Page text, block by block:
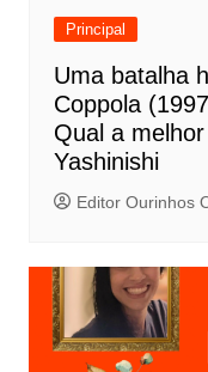
Principal
Uma batalha
Coppola
Qual a
Yashinishi
Editor Ourinhos